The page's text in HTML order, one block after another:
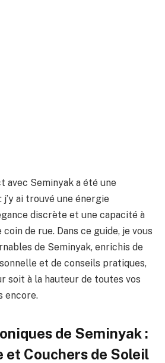
avec Seminyak a été une
ai trouvé une énergie
discrète et une capacité à
de rue. Dans ce guide, je vous
de Seminyak, enrichis de
et de conseils pratiques,
soit à la hauteur de toutes vos
encore.
de Seminyak :
Couchers de Soleil